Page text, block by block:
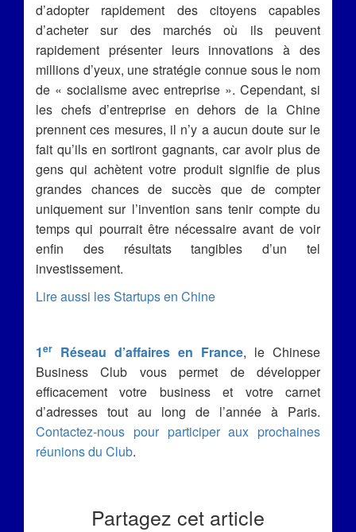
d’adopter rapidement des citoyens capables
d’acheter sur des marchés où ils peuvent
rapidement présenter leurs innovations à des
millions d’yeux, une stratégie connue sous le nom
de « socialisme avec entreprise ». Cependant, si
les chefs d’entreprise en dehors de la Chine
prennent ces mesures, il n’y a aucun doute sur le
fait qu’ils en sortiront gagnants, car avoir plus de
gens qui achètent votre produit signifie de plus
grandes chances de succès que de compter
uniquement sur l’invention sans tenir compte du
temps qui pourrait être nécessaire avant de voir
enfin des résultats tangibles d’un tel
investissement.
Lire aussi les Startups en Chine
1er Réseau d’affaires en France, le Chinese
Business Club vous permet de développer
efficacement votre business et votre carnet
d’adresses tout au long de l’année à Paris.
Contactez-nous pour participer aux prochaines
réunions du Club.
Partagez cet article